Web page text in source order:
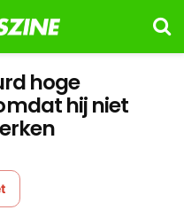
hoge
hij niet